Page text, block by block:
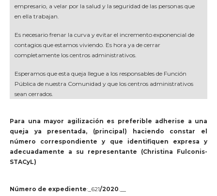
empresario, a velar por la salud y la seguridad de las personas que
en ella trabajan.
Es necesario frenar la curva y evitar el incremento exponencial de
contagios que estamos viviendo. Es hora ya de cerrar
completamente los centros administrativos.
Esperamos que esta queja llegue a los responsables de Función
Pública de nuestra Comunidad y que los centros administrativos
sean cerrados.
Para una mayor agilización es preferible adherise a una
queja ya presentada, (principal) haciendo constar el
número correspondiente y que identifiquen expresa y
adecuadamente a su representante (Christina Fulconis-
STACyL)
Número de expediente:_621/2020.__